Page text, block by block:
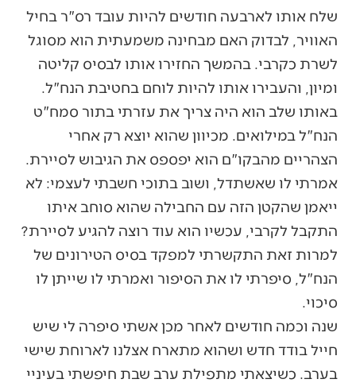
שלח אותו לארבעה חודשים להיות עובד רס"ר בחיל
האוויר, לבדוק האם מבחינה משמעתית הוא מסוגל
לשרת כקרבי. בהמשך החזירו אותו לבסיס קליטה
ומיון, והעבירו אותו להיות לוחם בחטיבת הנח"ל.
באותו שלב הוא היה צריך את עזרתי בתור סמח"ט
הנח"ל במילואים. מכיוון שהוא יוצא רק אחרי
הצהריים מהבקו"ם הוא יפספס את הגיבוש לסיירת.
אמרתי לו שאשתדל, ושוב בתוכי חשבתי לעצמי: לא
ייאמן שהקטן הזה עם החבילה שהוא סוחב איתו
התקבל לקרבי, עכשיו הוא עוד רוצה להגיע לסיירת?
למרות זאת התקשרתי למפקד בסיס הטירונים של
הנח"ל, סיפרתי לו את הסיפור ואמרתי לו שייתן לו
סיכוי.
שנה וכמה חודשים לאחר מכן אשתי סיפרה לי שיש
חייל בודד חדש ושהוא מתארח אצלנו לארוחת שישי
בערב. כשיצאתי מתפילת ערב שבת חיפשתי בעיניי